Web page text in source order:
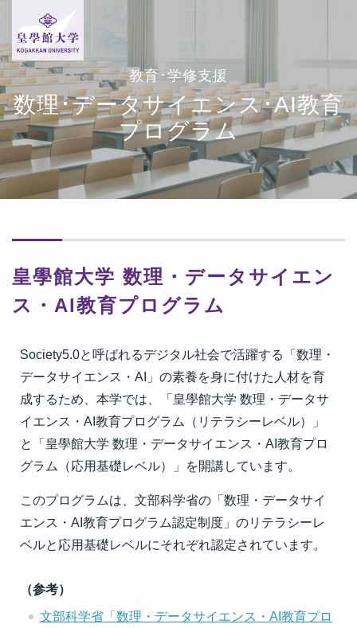
数理･データサイエンス･AI教育
プログラム
教育･学修支援
皇學館大学 数理・データサイエン
ス・Al教育プログラム
Society5.0と呼ばれるデジタル社会で活躍する「数理・
データサイエンス・AI」の素養を身に付けた人材を育
成するため、本学では、「皇學館大学 数理・データサ
イエンス・AI教育プログラム（リテラシーレベル）」
と「皇學館大学 数理・データサイエンス・AI教育プロ
グラム（応用基礎レベル）」を開講しています。
このプログラムは、文部科学省の「数理・データサイ
エンス・AI教育プログラム認定制度」のリテラシーレ
ベルと応用基礎レベルにそれぞれ認定されています。
（参考）
文部科学省「数理・データサイエンス・AI教育プロ